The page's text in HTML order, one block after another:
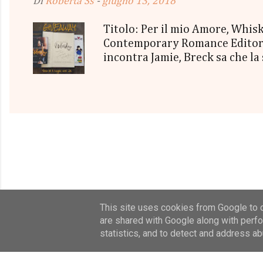
Titolo: Per il mio Amore,
Contemporary Romance
incontra Jamie, Breck sa che
la loro attrazione sempre più
This site uses cookies from Google to
are shared with Google along with
statistics, and to detect and address